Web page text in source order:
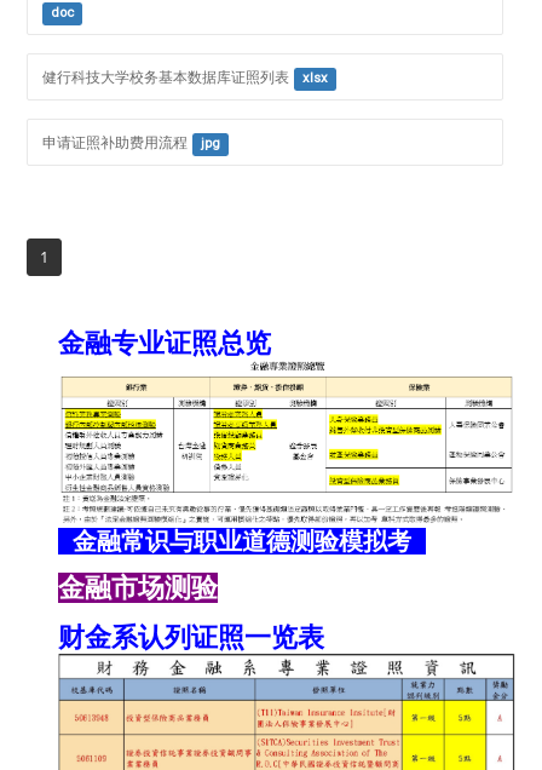
doc
健行科技大学校务基本数据库证照列表 xlsx
申请证照补助费用流程 jpg
1
金融专业证照总览
金融常识与职业道德测验模拟考
金融市场测验
财金系认列证照一览表